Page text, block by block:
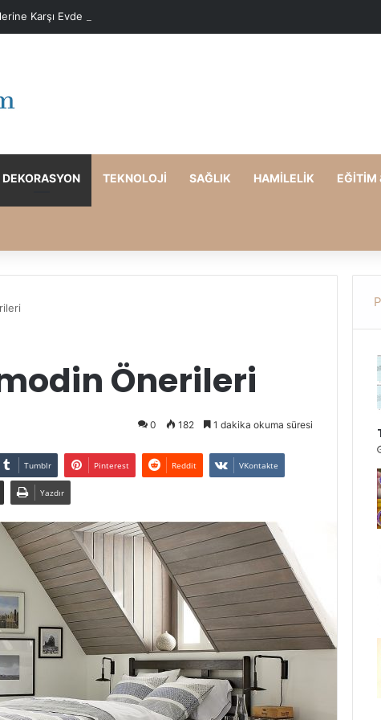
Karşı Evde Maske Önerileri
DEKORASYON TEKNOLOJI SAĞLIK HAMILELIK EĞITIM
Önerileri
0 182 1 dakika okuma süresi
Tumblr Pinterest Reddit VKontakte
Yazdır